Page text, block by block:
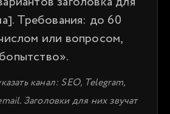
Требования: до 60
или вопросом,
канал: SEO, Telegram,
Заголовки для них звучат